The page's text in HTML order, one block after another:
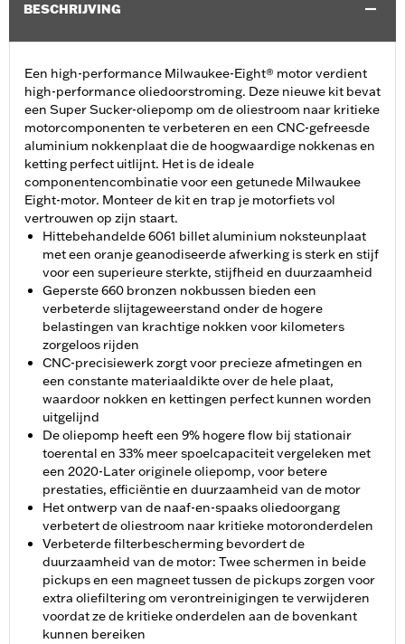
BESCHRIJVING
Een high-performance Milwaukee-Eight® motor verdient
high-performance oliedoorstroming. Deze nieuwe kit bevat
een Super Sucker-oliepomp om de oliestroom naar kritieke
motorcomponenten te verbeteren en een CNC-gefreesde
aluminium nokkenplaat die de hoogwaardige nokkenas en
ketting perfect uitlijnt. Het is de ideale
componentencombinatie voor een getunede Milwaukee
Eight-motor. Monteer de kit en trap je motorfiets vol
vertrouwen op zijn staart.
Hittebehandelde 6061 billet aluminium noksteunplaat
met een oranje geanodiseerde afwerking is sterk en stijf
voor een superieure sterkte, stijfheid en duurzaamheid
Geperste 660 bronzen nokbussen bieden een
verbeterde slijtageweerstand onder de hogere
belastingen van krachtige nokken voor kilometers
zorgeloos rijden
CNC-precisiewerk zorgt voor precieze afmetingen en
een constante materiaaldikte over de hele plaat,
waardoor nokken en kettingen perfect kunnen worden
uitgelijnd
De oliepomp heeft een 9% hogere flow bij stationair
toerental en 33% meer spoelcapaciteit vergeleken met
een 2020-Later originele oliepomp, voor betere
prestaties, efficiëntie en duurzaamheid van de motor
Het ontwerp van de naaf-en-spaaks oliedoorgang
verbetert de oliestroom naar kritieke motoronderdelen
Verbeterde filterbescherming bevordert de
duurzaamheid van de motor: Twee schermen in beide
pickups en een magneet tussen de pickups zorgen voor
extra oliefiltering om verontreinigingen te verwijderen
voordat ze de kritieke onderdelen aan de bovenkant
kunnen bereiken